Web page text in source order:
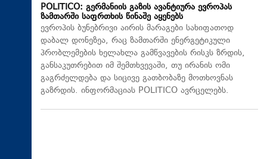
POLITICO: გერმანიის გაზის ავანტიურა ევროპას
ზამთარში საფრთხის წინაშე აყენებს
ევროპის ბუნებრივი აირის მარაგები სახიფათოდ
დაბალ დონეზეა, რაც ზამთარში ენერგეტიკული
პრობლემების ხელახლა გამწვავების რისკს ზრდის,
განსაკუთრებით იმ შემთხვევაში, თუ ირანის ომი
გაგრძელდება და სიცივე გათბობაზე მოთხოვნას
გაზრდის. ინფორმაციას POLITICO ავრცელებს.